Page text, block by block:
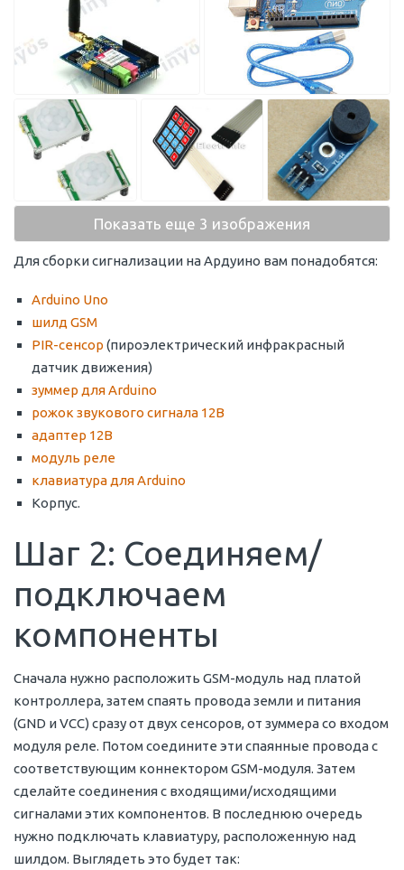
Показать еще 3 изображения
Для сборки сигнализации на Ардуино вам понадобятся:
Arduino Uno
шилд GSM
PIR-сенсор (пироэлектрический инфракрасный
датчик движения)
зуммер для Arduino
рожок звукового сигнала 12В
адаптер 12В
модуль реле
клавиатура для Arduino
Корпус.
Шаг 2: Соединяем/
подключаем
компоненты
Сначала нужно расположить GSM-модуль над платой
контроллера, затем спаять провода земли и питания
(GND и VCC) сразу от двух сенсоров, от зуммера со входом
модуля реле. Потом соедините эти спаянные провода с
соответствующим коннектором GSM-модуля. Затем
сделайте соединения с входящими/исходящими
сигналами этих компонентов. В последнюю очередь
нужно подключать клавиатуру, расположенную над
шилдом. Выглядеть это будет так: